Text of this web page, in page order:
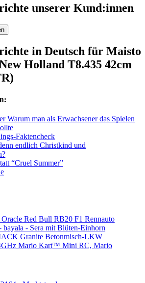
unserer Kund:innen
in Deutsch für Maisto
Holland T8.435 42cm
Warum man als Erwachsener das Spielen
Faktencheck
endlich Christkind und
“Cruel Summer”
Red Bull RB20 F1 Rennauto
bayala - Sera mit Blüten-Einhorn
Granite Betonmisch-LKW
Mario Kart™ Mini RC, Mario